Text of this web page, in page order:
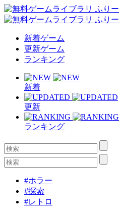
新着ゲーム
更新ゲーム
ランキング
新着
更新
ランキング
#ホラー
#探索
#レトロ